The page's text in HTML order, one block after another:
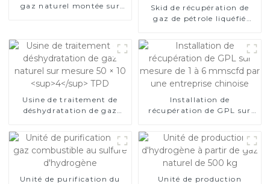
gaz naturel montée sur
Skid de récupération de
gaz de pétrole liquéfié
Usine de traitement de
déshydratation de gaz
Installation de
récupération de GPL sur
chinoise
Unité de purification du
Unité de production